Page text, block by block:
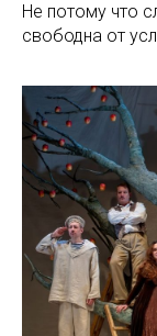
Не потому что
свободна от